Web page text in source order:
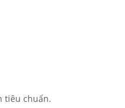
tiêu chuẩn.